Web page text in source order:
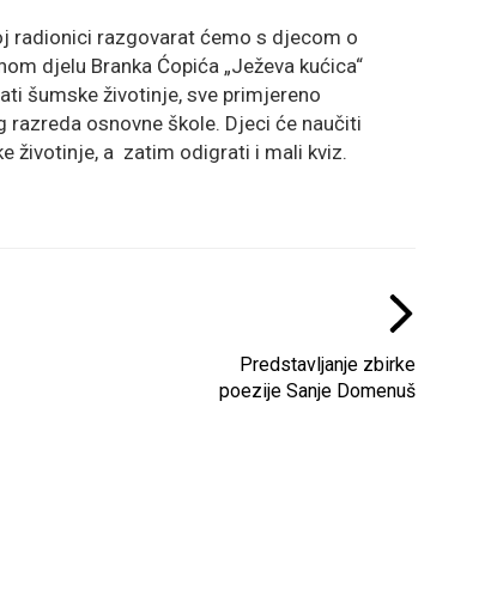
radionici razgovarat ćemo s djecom o
djelu Branka Ćopića „Ježeva kućica“
šumske životinje, sve primjereno
razreda osnovne škole. Djeci će naučiti
životinje, a zatim odigrati i mali kviz.
Predstavljanje zbirke
poezije Sanje Domenuš